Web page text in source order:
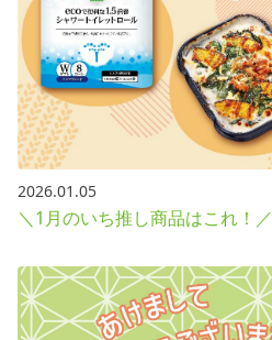
2026.01.05
＼1月のいち推し商品はこれ！／